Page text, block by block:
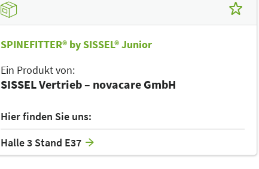
SPINEFITTER® by SISSEL® Junior
Ein Produkt von:
SISSEL Vertrieb – novacare GmbH
Hier finden Sie uns:
Halle 3 Stand E37